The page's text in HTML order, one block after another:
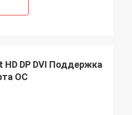
HD DP DVI Поддержка
OC